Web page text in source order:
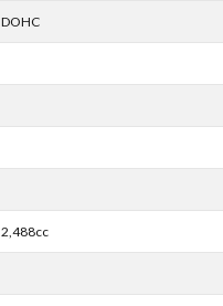
DOHC
2,488cc